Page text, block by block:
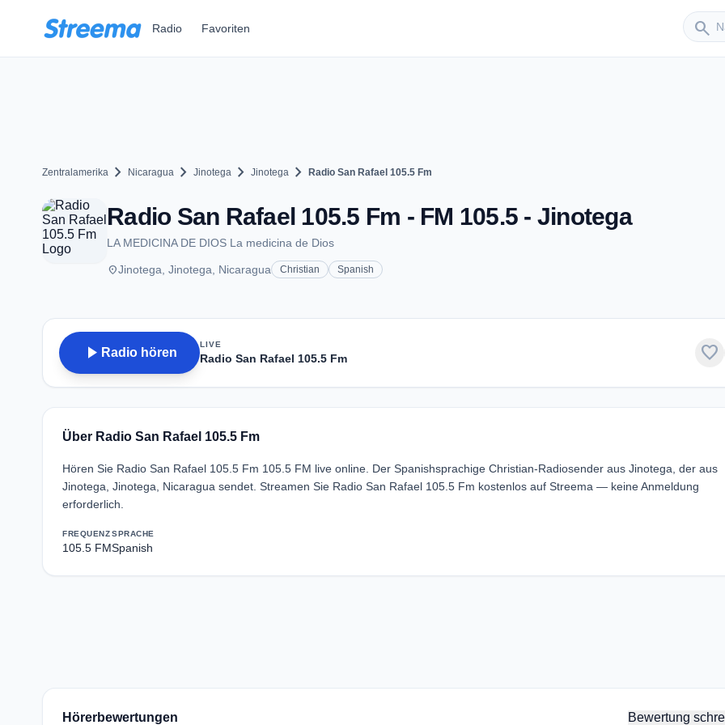
Radio Favoriten search
Zentralamerika chevron_right Nicaragua chevron_right Jinotega chevron_right Jinotega chevron_right Radio San Rafael 105.5 Fm
Radio San Rafael 105.5 Fm - FM 105.5 - Jinotega
LA MEDICINA DE DIOS La medicina de Dios
placeJinotega, Jinotega, Nicaragua Christian Spanish
play_arrow Radio hören
LIVE
Radio San Rafael 105.5 Fm favorite
Über Radio San Rafael 105.5 Fm
Hören Sie Radio San Rafael 105.5 Fm 105.5 FM live online. Der Spanishsprachige Christian-Radiosender aus Jinotega, der aus
Jinotega, Jinotega, Nicaragua sendet. Streamen Sie Radio San Rafael 105.5 Fm kostenlos auf Streema — keine Anmeldung
erforderlich.
FREQUENZ
105.5 FM
SPRACHE
Spanish
Hörerbewertungen Bewertung